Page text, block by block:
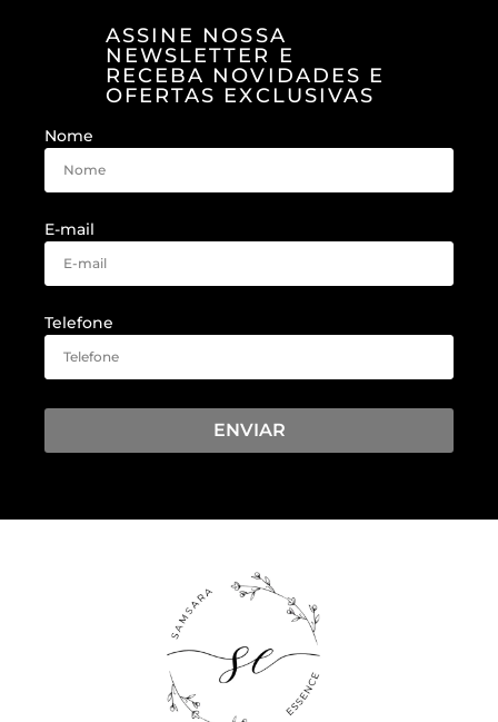
ASSINE NOSSA
NEWSLETTER E
RECEBA NOVIDADES E
OFERTAS EXCLUSIVAS
Nome
E-mail
Telefone
ENVIAR